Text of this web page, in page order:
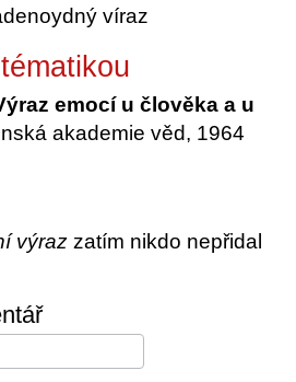
víraz
emocí u člověka a u
akademie věd, 1964
výraz zatím nikdo nepřidal